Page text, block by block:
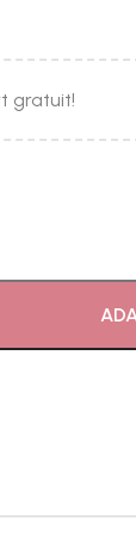
gratuit!